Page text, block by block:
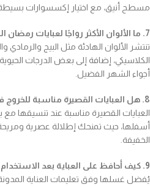
مسطح أنيق، مع اختيار إكسسوارات بسيطة
7. ما الألوان الأكثر رواجًا لعبايات رمضان الشبابية؟
تنتشر الألوان الهادئة مثل البيج والرمادي
الكلاسيكي، إضافة إلى بعض الدرجات
أجواء الشهر الفضيل.
8. هل العبايات القصيرة مناسبة للخروج في رمضان؟
العبايات القصيرة مناسبة عند تنسيقها
أسفلها، حيث تمنحك إطلالة عصرية ومريحة
الخفيفة.
9. كيف أحافظ على العباية بعد الاستخدام المتكرر في رمضان؟
يُفضل غسلها وفق تعليمات العناية